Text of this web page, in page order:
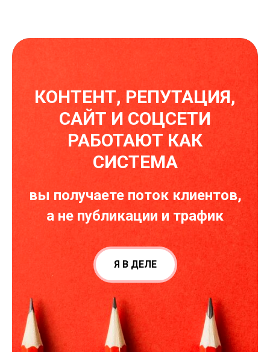
КОНТЕНТ, РЕПУТАЦИЯ,
САЙТ И СОЦСЕТИ
РАБОТАЮТ КАК
СИСТЕМА
вы получаете поток клиентов,
а не публикации и трафик
Я В ДЕЛЕ